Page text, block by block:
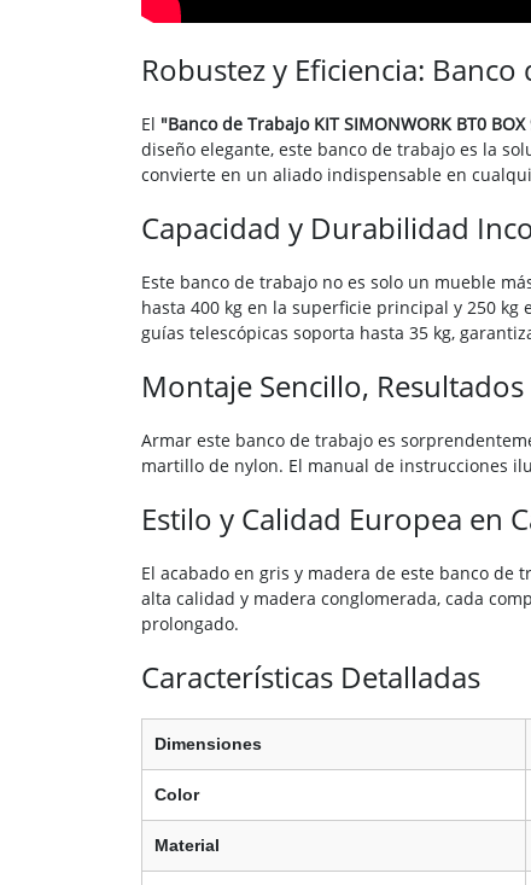
Robustez y Eficiencia:
El "Banco de Trabajo KIT SIMONWORK BT0
diseño elegante, este banco de trabajo es la
convierte en un aliado indispensable en
Capacidad y Durabilidad
Este banco de trabajo no es solo un mueble
hasta 400 kg en la superficie principal y 250
guías telescópicas soporta hasta 35 kg,
Montaje Sencillo,
Armar este banco de trabajo es
martillo de nylon. El manual de instrucciones
Estilo y Calidad Europea en
El acabado en gris y madera de este banco
alta calidad y madera conglomerada, cada
prolongado.
Características Detalladas
Dimensiones
Color
Material